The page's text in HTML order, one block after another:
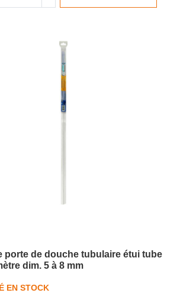
porte de douche tubulaire étui tube
dim. 5 à 8 mm
EN STOCK